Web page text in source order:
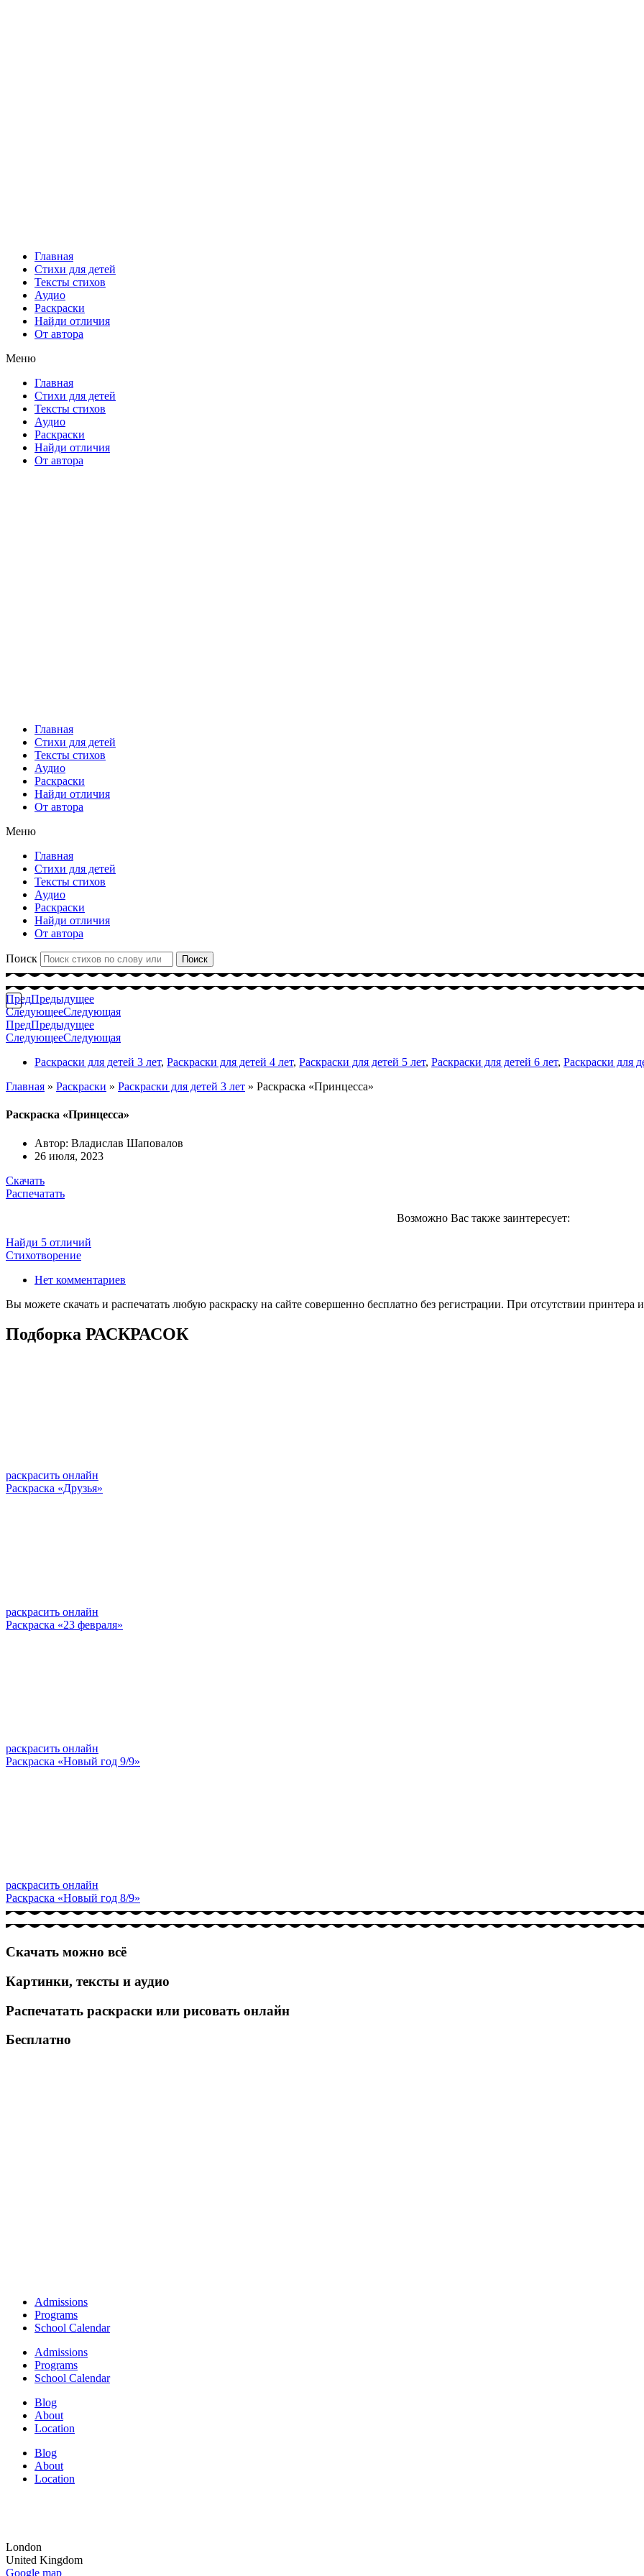
Главная
Стихи для детей
Тексты стихов
Аудио
Раскраски
Найди отличия
От автора
Меню
Главная
Стихи для детей
Тексты стихов
Аудио
Раскраски
Найди отличия
От автора
Главная
Стихи для детей
Тексты стихов
Аудио
Раскраски
Найди отличия
От автора
Меню
Главная
Стихи для детей
Тексты стихов
Аудио
Раскраски
Найди отличия
От автора
Поиск Поиск
ПредПредыдущее
СледующееСледующая
ПредПредыдущее
СледующееСледующая
Раскраски для детей 3 лет, Раскраски для детей 4 лет, Раскраски для детей 5 лет, Раскраски для детей 6 лет, Раскраски для
Главная » Раскраски » Раскраски для детей 3 лет » Раскраска «Принцесса»
Раскраска «Принцесса»
Автор: Владислав Шаповалов
26 июля, 2023
Скачать
Распечатать
Возможно Вас также заинтересует:
Найди 5 отличий
Стихотворение
Нет комментариев
Вы можете скачать и распечатать любую раскраску на сайте совершенно бесплатно без регистрации. При отсутствии принтера
Подборка РАСКРАСОК
раскрасить онлайн
Раскраска «Друзья»
раскрасить онлайн
Раскраска «23 февраля»
раскрасить онлайн
Раскраска «Новый год 9/9»
раскрасить онлайн
Раскраска «Новый год 8/9»
Скачать можно всё
Картинки, тексты и аудио
Распечатать раскраски или рисовать онлайн
Бесплатно
Admissions
Programs
School Calendar
Admissions
Programs
School Calendar
Blog
About
Location
Blog
About
Location
London
United Kingdom
Google map